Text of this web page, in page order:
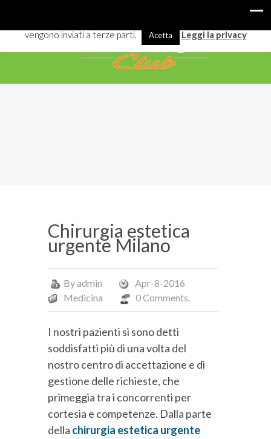
Chirurgia estetica
urgente Milano
Byadmin
Apr-8-2016
Medicina
0 Comments.
I nostri pazienti si sono detti
soddisfatti più di una volta del
nostro centro di accettazione e di
gestione delle richieste, che
primeggia tra i concorrenti per
cortesia e competenze. Dalla parte
della chirurgia estetica urgente
vengono inviati a terze parti.
Acetta Leggi la privacy